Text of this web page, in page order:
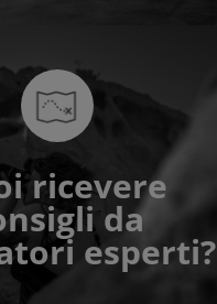
ricevere
da
esperti?